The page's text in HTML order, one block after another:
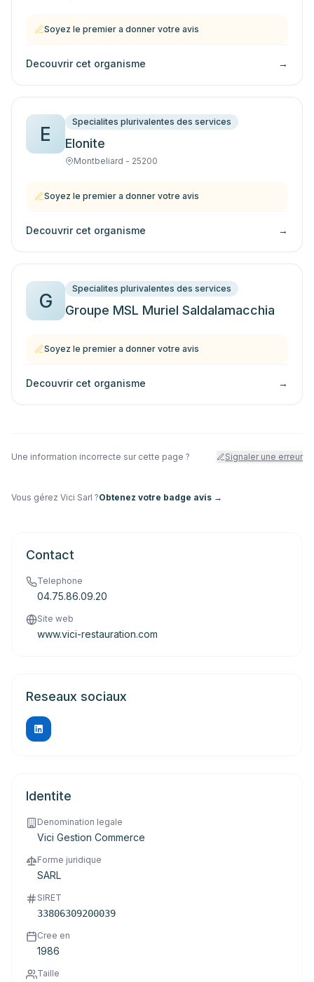
Soyez le premier a donner votre avis
Decouvrir cet organisme →
E
Specialites plurivalentes des services
Elonite
Montbeliard - 25200
Soyez le premier a donner votre avis
Decouvrir cet organisme →
G
Specialites plurivalentes des services
Groupe MSL Muriel Saldalamacchia
Soyez le premier a donner votre avis
Decouvrir cet organisme →
Une information incorrecte sur cette page ? Signaler une erreur
Vous gérez Vici Sarl ?Obtenez votre badge avis →
Contact
Telephone
04.75.86.09.20
Site web
www.vici-restauration.com
Reseaux sociaux
Identite
Denomination legale
Vici Gestion Commerce
Forme juridique
SARL
SIRET
33806309200039
Cree en
1986
Taille